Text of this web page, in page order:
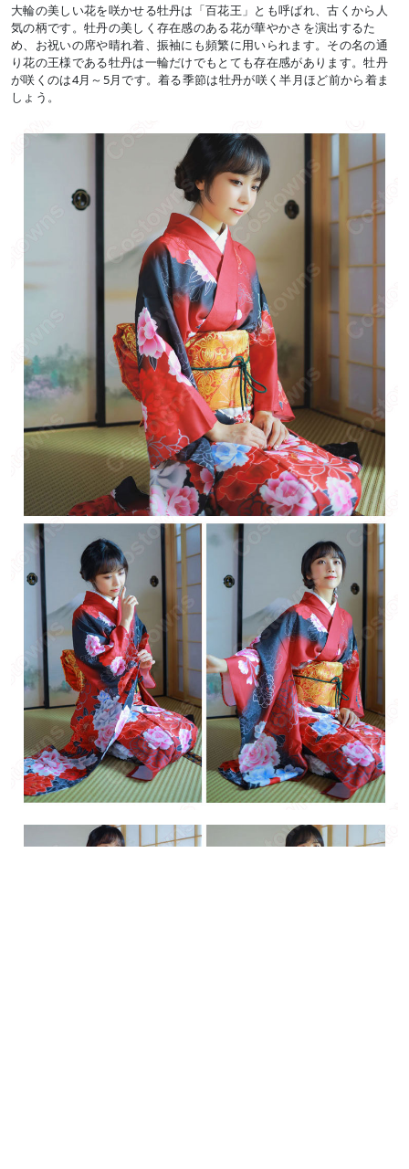
大輪の美しい花を咲かせる牡丹は「百花王」とも呼ばれ、古くから人
気の柄です。牡丹の美しく存在感のある花が華やかさを演出するた
め、お祝いの席や晴れ着、振袖にも頻繁に用いられます。その名の通
り花の王様である牡丹は一輪だけでもとても存在感があります。牡丹
が咲くのは4月～5月です。着る季節は牡丹が咲く半月ほど前から着ま
しょう。